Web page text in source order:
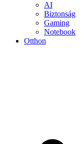
AI
Biztonság
Gaming
Notebook
Otthon